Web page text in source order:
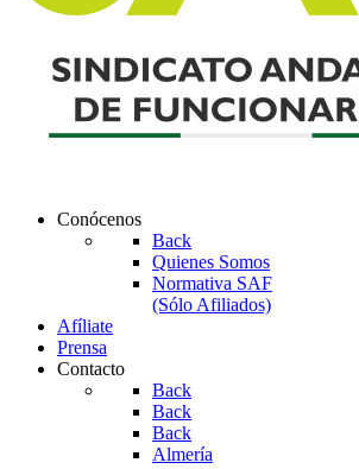
Conócenos
Back
Quienes Somos
Normativa SAF
(Sólo Afiliados)
Afíliate
Prensa
Contacto
Back
Back
Back
Almería